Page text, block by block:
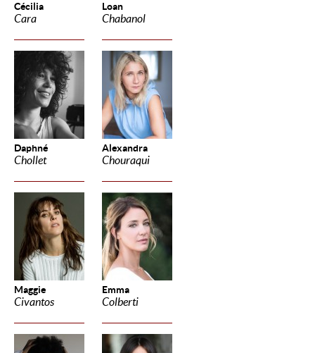
Cécilia
Cara
Loan
Chabanol
Daphné
Chollet
Alexandra
Chouraqui
Maggie
Civantos
Emma
Colberti